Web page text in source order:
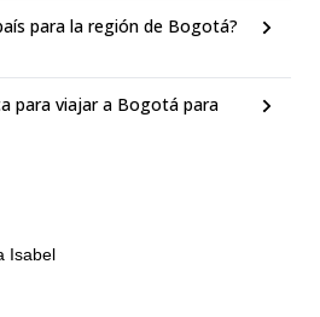
para la región de Bogotá?
para viajar a Bogotá para
Isabel